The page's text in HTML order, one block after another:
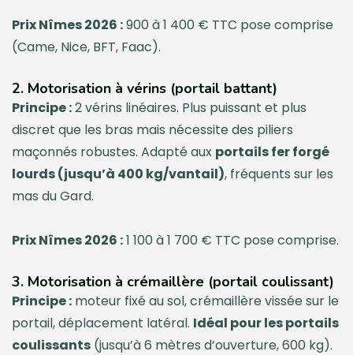
Prix Nîmes 2026 :900 à 1 400 € TTC pose comprise
(Came, Nice, BFT, Faac).
2. Motorisation à vérins (portail battant)
Principe :2 vérins linéaires. Plus puissant et plus
discret que les bras mais nécessite des piliers
maçonnés robustes. Adapté aux portails fer forgé
lourds (jusqu’à 400 kg/vantail), fréquents sur les
mas du Gard.
Prix Nîmes 2026 :1 100 à 1 700 € TTC pose comprise.
3. Motorisation à crémaillère (portail coulissant)
Principe : moteur fixé au sol, crémaillère vissée sur le
portail, déplacement latéral. Idéal pour les portails
coulissants (jusqu’à 6 mètres d’ouverture, 600 kg).